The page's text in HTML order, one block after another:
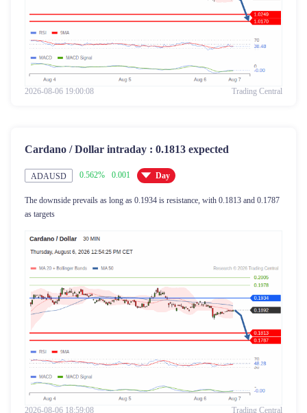
2026-08-06 19:00:08 Trading Central
Cardano / Dollar intraday : 0.1813 expected
ADAUSD 0.562% 0.001 Day
The downside prevails as long as 0.1934 is resistance, with 0.1813 and 0.1787
as targets
2026-08-06 18:59:08 Trading Central